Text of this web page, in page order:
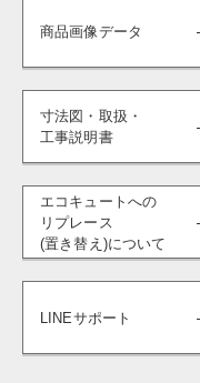
商品画像データ
寸法図・取扱・
工事説明書
エコキュートへの
リプレース
(置き替え)について
LINEサポート